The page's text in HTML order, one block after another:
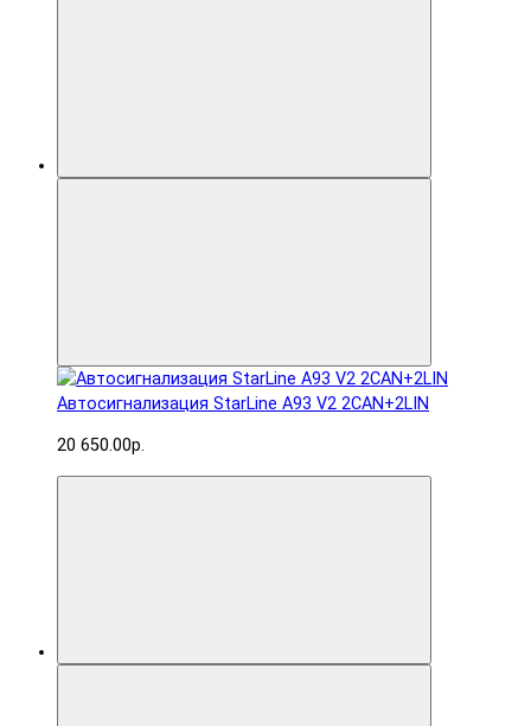
Автосигнализация StarLine A93 V2 2CAN+2LIN
20 650.00р.